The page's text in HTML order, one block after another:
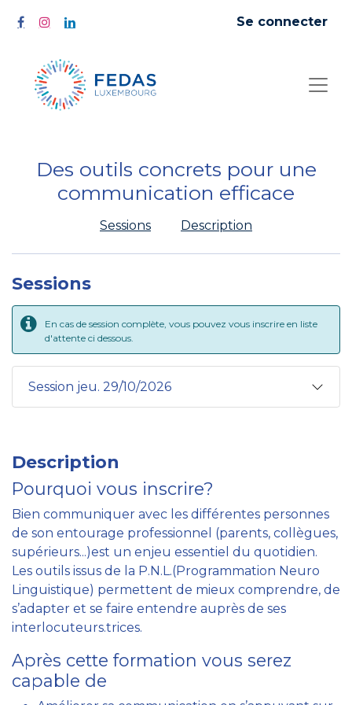
Se connecter
Des outils concrets pour une
communication efficace
Sessions Description
Sessions
En cas de session complète, vous pouvez vous inscrire en liste
d'attente ci dessous.
Session jeu. 29/10/2026
Description
Pourquoi vous inscrire?
Bien communiquer avec les différentes personnes
de son entourage professionnel (parents, collègues,
supérieurs...)est un enjeu essentiel du quotidien.
Les outils issus de la P.N.L.(Programmation Neuro
Linguistique) permettent de mieux comprendre, de
s’adapter et se faire entendre auprès de ses
interlocuteurs.trices.
Après cette formation vous serez
capable de